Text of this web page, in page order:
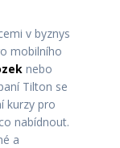
v byznys
mobilního
nebo
Tilton se
kurzy pro
nabídnout.
a